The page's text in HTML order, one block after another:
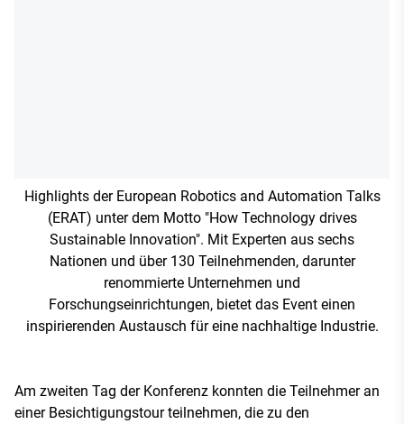
Highlights der European Robotics and Automation Talks
(ERAT) unter dem Motto "How Technology drives
Sustainable Innovation". Mit Experten aus sechs
Nationen und über 130 Teilnehmenden, darunter
renommierte Unternehmen und
Forschungseinrichtungen, bietet das Event einen
inspirierenden Austausch für eine nachhaltige Industrie.
Am zweiten Tag der Konferenz konnten die Teilnehmer an
einer Besichtigungstour teilnehmen, die zu den